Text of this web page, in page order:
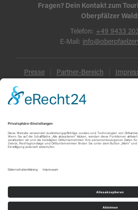
Fragen? Dein Kontakt zum
Oberpfälzer Wald:
Telefon: +49 9433
E-Mail:
Presse Partner-Bereich
Datenschutz